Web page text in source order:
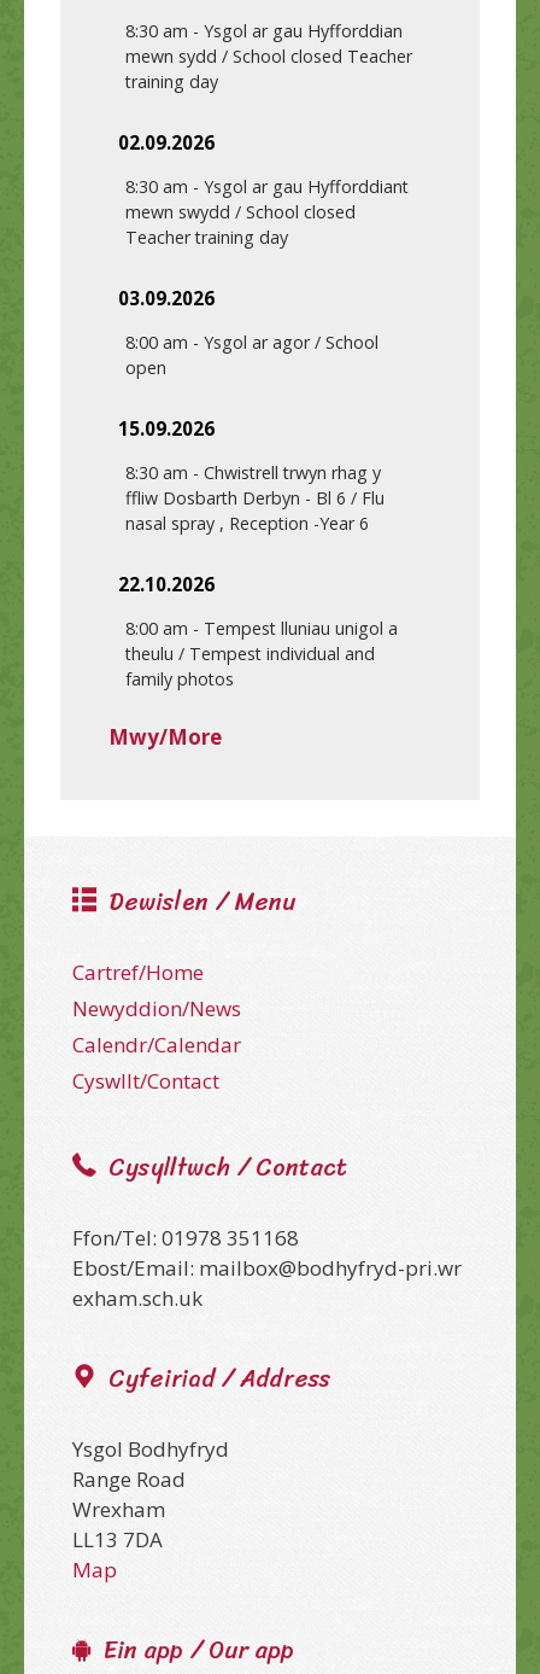
8:30 am - Ysgol ar gau Hyfforddian
mewn sydd / School closed Teacher
training day
02.09.2026
8:30 am - Ysgol ar gau Hyfforddiant
mewn swydd / School closed
Teacher training day
03.09.2026
8:00 am - Ysgol ar agor / School
open
15.09.2026
8:30 am - Chwistrell trwyn rhag y
ffliw Dosbarth Derbyn - Bl 6 / Flu
nasal spray , Reception -Year 6
22.10.2026
8:00 am - Tempest lluniau unigol a
theulu / Tempest individual and
family photos
Mwy/More
Dewislen / Menu
Cartref/Home
Newyddion/News
Calendr/Calendar
Cyswllt/Contact
Cysylltwch / Contact
Ffon/Tel: 01978 351168
Ebost/Email: mailbox@bodhyfryd-pri.wr
exham.sch.uk
Cyfeiriad / Address
Ysgol Bodhyfryd
Range Road
Wrexham
LL13 7DA
Map
Ein app / Our app